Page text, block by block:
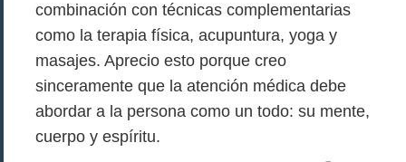
combinación con técnicas complementarias
como la terapia física, acupuntura, yoga y
masajes. Aprecio esto porque creo
sinceramente que la atención médica debe
abordar a la persona como un todo: su mente,
cuerpo y espíritu.